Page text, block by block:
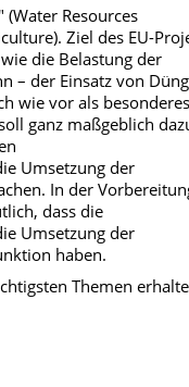
Resources
Ziel des EU-
die Belastung der
– der Einsatz von
wie vor als
ganz maßgeblich
Umsetzung der
In der
dass die
Umsetzung der
haben.
Themen